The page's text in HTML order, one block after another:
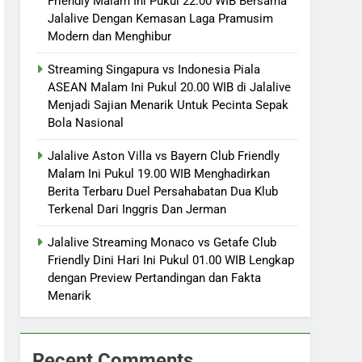
Jalalive Dengan Kemasan Laga Pramusim
Modern dan Menghibur
Streaming Singapura vs Indonesia Piala
ASEAN Malam Ini Pukul 20.00 WIB di Jalalive
Menjadi Sajian Menarik Untuk Pecinta Sepak
Bola Nasional
Jalalive Aston Villa vs Bayern Club Friendly
Malam Ini Pukul 19.00 WIB Menghadirkan
Berita Terbaru Duel Persahabatan Dua Klub
Terkenal Dari Inggris Dan Jerman
Jalalive Streaming Monaco vs Getafe Club
Friendly Dini Hari Ini Pukul 01.00 WIB Lengkap
dengan Preview Pertandingan dan Fakta
Menarik